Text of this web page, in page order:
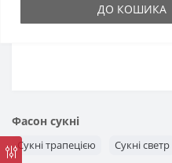
ДО КОШИКА
Фасон сукні
Сукні трапецією Сукні светр